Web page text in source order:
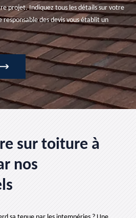
projet. Indiquez tous les détails sur votre
des devis vous établit un
sur toiture à
nos